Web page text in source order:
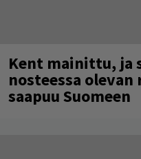
Kent mainittu, ja
nosteessa
saapuu Suomeen